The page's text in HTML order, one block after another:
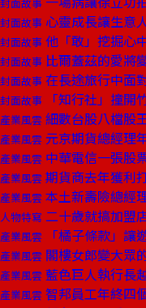
封面故事 心靈成長讓生意
封面故事 他「敢」挖掘心
封面故事 比爾蓋茲的愛將
封面故事 在長途旅行中面
封面故事 「知行社」撞開
產業風雲 細數台股八檔股
產業風雲 元京期貨總經理
產業風雲 中華電信一張股
產業風雲 期貨商去年獲利
產業風雲 本土新壽險總經
人物特寫 二十歲就搞加盟
產業風雲 「橘子條款」讓
產業風雲 閣樓女郎變大眾
產業風雲 藍色巨人執行長
產業風雲 智邦員工年終四